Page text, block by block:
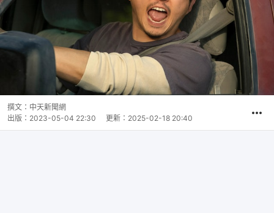
撰文： 中天新聞網
出版： 2023-05-04 22:30 更新： 2025-02-18 20:40